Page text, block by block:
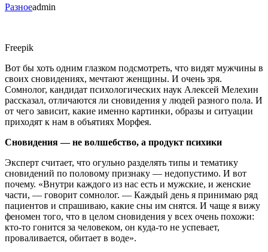
Разноеadmin
Freepik
Вот бы хоть одним глазком подсмотреть, что видят мужчины в
своих сновидениях, мечтают женщины. И очень зря.
Сомнолог, кандидат психологических наук Алексей Мелехин
рассказал, отличаются ли сновидения у людей разного пола. И
от чего зависит, какие именно картинки, образы и ситуации
приходят к нам в объятиях Морфея.
Сновидения — не волшебство, а продукт психики
Эксперт считает, что огульно разделять типы и тематику
сновидений по половому признаку — недопустимо. И вот
почему. «Внутри каждого из нас есть и мужские, и женские
части, — говорит сомнолог. — Каждый день я принимаю ряд
пациентов и спрашиваю, какие сны им снятся. И чаще я вижу
феномен того, что в целом сновидения у всех очень похожи:
кто-то гонится за человеком, он куда-то не успевает,
проваливается, обитает в воде».